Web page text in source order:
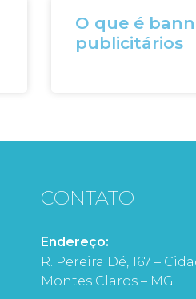
O que é
publicitários
CONTATO
Endereço:
R. Pereira Dé, 167 –
Montes Claros – MG